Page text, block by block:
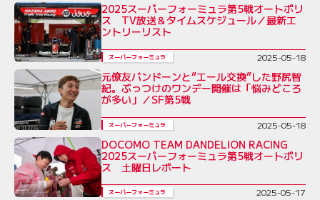
2025スーパーフォーミュラ第5戦オートポリ
ス TV放送＆タイムスケジュール／最新エ
ントリーリスト
スーパーフォーミュラ 2025-05-18
元僚友バンドーンと“エール交換”した野尻智
紀。ぶっつけのワンデー開催は「悩みどころ
が多い」／SF第5戦
スーパーフォーミュラ 2025-05-18
DOCOMO TEAM DANDELION RACING
2025スーパーフォーミュラ第5戦オートポリ
ス 土曜日レポート
スーパーフォーミュラ 2025-05-17